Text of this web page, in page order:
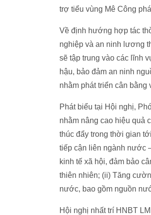
trợ tiểu vùng Mê Công
Về định hướng hợp tác
nghiệp và an ninh lương
sẽ tập trung vào các lĩnh
hậu, bảo đảm an ninh
nhằm phát triển cân bằng
Phát biểu tại Hội nghị,
nhằm nâng cao hiệu quả
thúc đẩy trong thời gian
tiếp cận liên ngành nước
kinh tế xã hội, đảm bảo
thiên nhiên; (ii) Tăng
nước, bao gồm nguồn
Hội nghị nhất trí HNBT